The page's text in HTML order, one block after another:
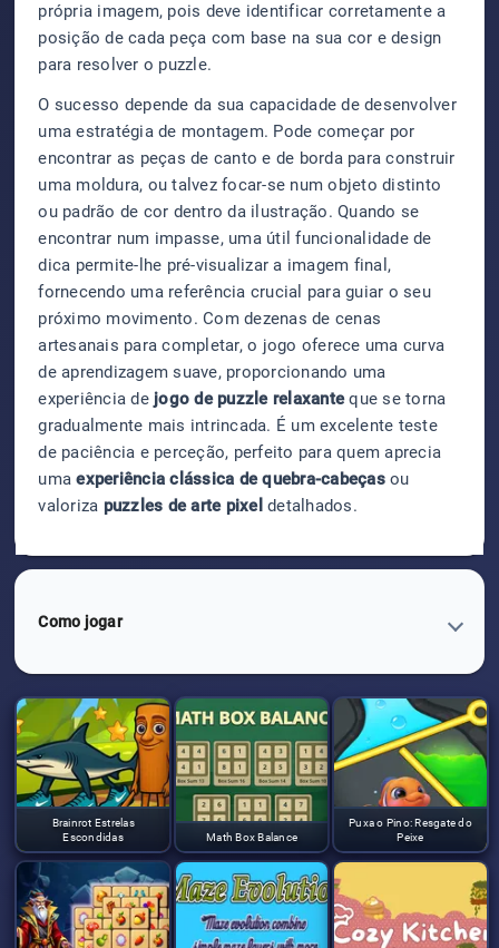
própria imagem, pois deve identificar corretamente a
posição de cada peça com base na sua cor e design
para resolver o puzzle.
O sucesso depende da sua capacidade de desenvolver
uma estratégia de montagem. Pode começar por
encontrar as peças de canto e de borda para construir
uma moldura, ou talvez focar-se num objeto distinto
ou padrão de cor dentro da ilustração. Quando se
encontrar num impasse, uma útil funcionalidade de
dica permite-lhe pré-visualizar a imagem final,
fornecendo uma referência crucial para guiar o seu
próximo movimento. Com dezenas de cenas
artesanais para completar, o jogo oferece uma curva
de aprendizagem suave, proporcionando uma
experiência de jogo de puzzle relaxanteque se torna
gradualmente mais intrincada. É um excelente teste
de paciência e perceção, perfeito para quem aprecia
umaexperiência clássica de quebra-cabeçasou
valoriza puzzles de arte pixel detalhados.
Como jogar
Brainrot Estrelas
Escondidas
Math Box Balance
Puxa o Pino: Resgate do
Peixe